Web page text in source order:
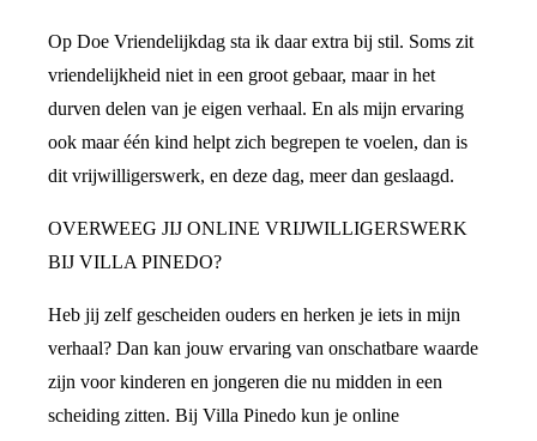
Op Doe Vriendelijkdag sta ik daar extra bij stil. Soms zit
vriendelijkheid niet in een groot gebaar, maar in het
durven delen van je eigen verhaal. En als mijn ervaring
ook maar één kind helpt zich begrepen te voelen, dan is
dit vrijwilligerswerk, en deze dag, meer dan geslaagd.
OVERWEEG JIJ ONLINE VRIJWILLIGERSWERK
BIJ VILLA PINEDO?
Heb jij zelf gescheiden ouders en herken je iets in mijn
verhaal? Dan kan jouw ervaring van onschatbare waarde
zijn voor kinderen en jongeren die nu midden in een
scheiding zitten. Bij Villa Pinedo kun je online